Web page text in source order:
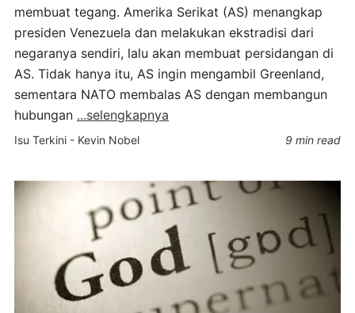
membuat tegang. Amerika Serikat (AS) menangkap
presiden Venezuela dan melakukan ekstradisi dari
negaranya sendiri, lalu akan membuat persidangan di
AS. Tidak hanya itu, AS ingin mengambil Greenland,
sementara NATO membalas AS dengan membangun
hubungan ...selengkapnya
Isu Terkini - Kevin Nobel 9 min read